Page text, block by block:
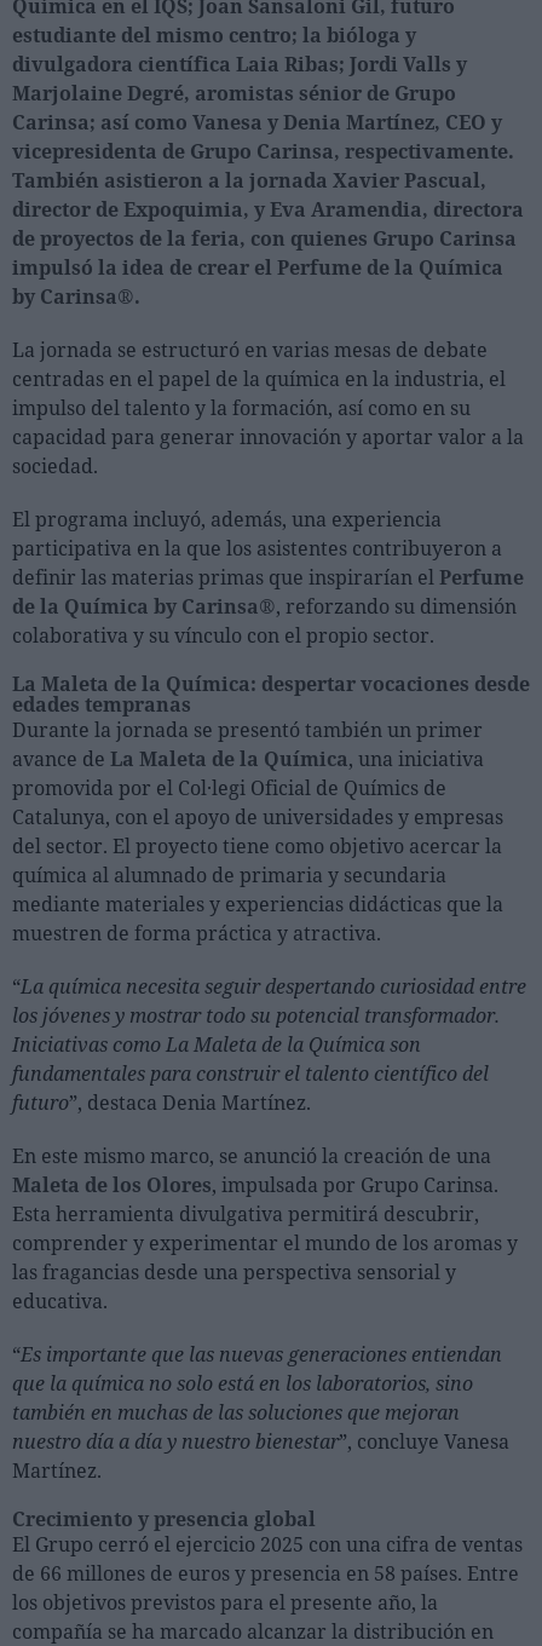
Química en el IQS; Joan Sansaloni Gil, futuro
estudiante del mismo centro; la bióloga y
divulgadora científica Laia Ribas; Jordi Valls y
Marjolaine Degré, aromistas sénior de Grupo
Carinsa; así como Vanesa y Denia Martínez, CEO y
vicepresidenta de Grupo Carinsa, respectivamente.
También asistieron a la jornada Xavier Pascual,
director de Expoquimia, y Eva Aramendia, directora
de proyectos de la feria, con quienes Grupo Carinsa
impulsó la idea de crear el Perfume de la Química
by Carinsa®.
La jornada se estructuró en varias mesas de debate
centradas en el papel de la química en la industria, el
impulso del talento y la formación, así como en su
capacidad para generar innovación y aportar valor a la
sociedad.
El programa incluyó, además, una experiencia
participativa en la que los asistentes contribuyeron a
definir las materias primas que inspirarían elPerfume
de la Química by Carinsa®, reforzando su dimensión
colaborativa y su vínculo con el propio sector.
La Maleta de la Química: despertar vocaciones desde
edades tempranas
Durante la jornada se presentó también un primer
avance de La Maleta de la Química, una iniciativa
promovida por el Col·legi Oficial de Químics de
Catalunya, con el apoyo de universidades y empresas
del sector. El proyecto tiene como objetivo acercar la
química al alumnado de primaria y secundaria
mediante materiales y experiencias didácticas que la
muestren de forma práctica y atractiva.
“La química necesita seguir despertando curiosidad entre
los jóvenes y mostrar todo su potencial transformador.
Iniciativas como La Maleta de la Química son
fundamentales para construir el talento científico del
futuro”, destaca Denia Martínez.
En este mismo marco, se anunció la creación de una
Maleta de los Olores, impulsada por Grupo Carinsa.
Esta herramienta divulgativa permitirá descubrir,
comprender y experimentar el mundo de los aromas y
las fragancias desde una perspectiva sensorial y
educativa.
“Es importante que las nuevas generaciones entiendan
que la química no solo está en los laboratorios, sino
también en muchas de las soluciones que mejoran
nuestro día a día y nuestro bienestar”, concluye Vanesa
Martínez.
Crecimiento y presencia global
El Grupo cerró el ejercicio 2025 con una cifra de ventas
de 66 millones de euros y presencia en 58 países. Entre
los objetivos previstos para el presente año, la
compañía se ha marcado alcanzar la distribución en